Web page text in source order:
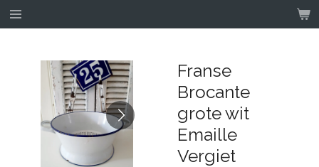
Ga
direct
hoofdinhoud
Franse
Brocante
grote wit
Emaille
Vergiet